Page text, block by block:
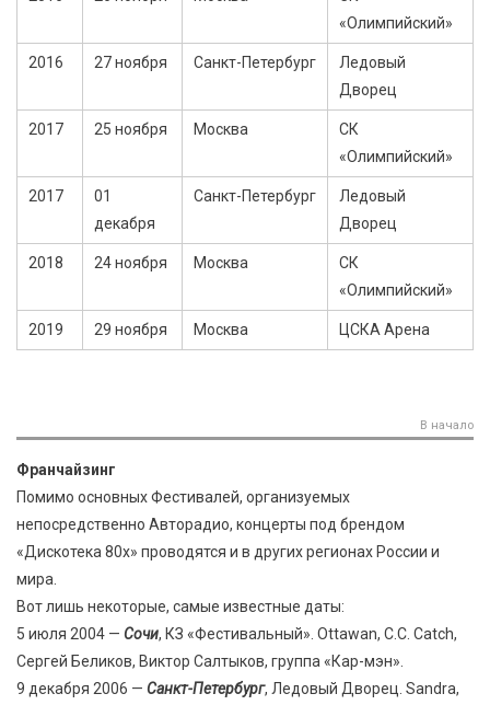
«Олимпийский»
2016 27 ноября Санкт-Петербург
Ледовый
Дворец
2017 25 ноября Москва
СК
«Олимпийский»
2017
01
декабря
Санкт-Петербург
Ледовый
Дворец
2018 24 ноября Москва
СК
«Олимпийский»
2019 29 ноября Москва ЦСКА Арена
В начало
Франчайзинг
Помимо основных Фестивалей, организуемых
непосредственно Авторадио, концерты под брендом
«Дискотека 80х» проводятся и в других регионах России и
мира.
Вот лишь некоторые, самые известные даты:
5 июля 2004 — Сочи, КЗ «Фестивальный». Ottawan, C.C. Catch,
Сергей Беликов, Виктор Салтыков, группа «Кар-мэн».
9 декабря 2006 — Санкт-Петербург, Ледовый Дворец. Sandra,